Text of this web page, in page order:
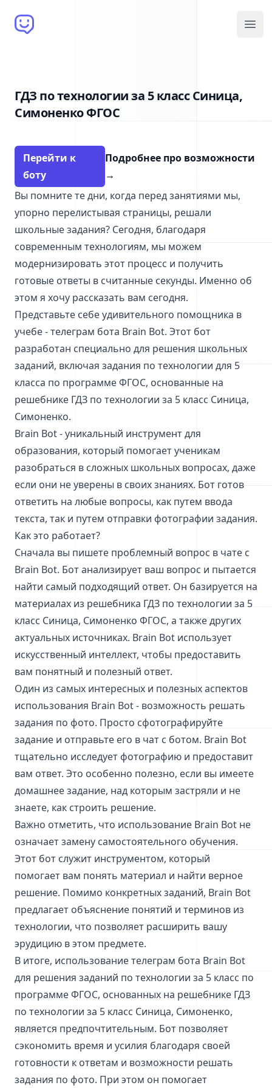
Brain Bot
ГДЗ по технологии за 5 класс Синица,
Симоненко ФГОС
Перейти к
боту
Подробнее про возможности
→
Вы помните те дни, когда перед занятиями мы,
упорно перелистывая страницы, решали
школьные задания? Сегодня, благодаря
современным технологиям, мы можем
модернизировать этот процесс и получить
готовые ответы в считанные секунды. Именно об
этом я хочу рассказать вам сегодня.
Представьте себе удивительного помощника в
учебе - телеграм бота Brain Bot. Этот бот
разработан специально для решения школьных
заданий, включая задания по технологии для 5
класса по программе ФГОС, основанные на
решебнике ГДЗ по технологии за 5 класс Синица,
Симоненко.
Brain Bot - уникальный инструмент для
образования, который помогает ученикам
разобраться в сложных школьных вопросах, даже
если они не уверены в своих знаниях. Бот готов
ответить на любые вопросы, как путем ввода
текста, так и путем отправки фотографии задания.
Как это работает?
Сначала вы пишете проблемный вопрос в чате с
Brain Bot. Бот анализирует ваш вопрос и пытается
найти самый подходящий ответ. Он базируется на
материалах из решебника ГДЗ по технологии за 5
класс Синица, Симоненко ФГОС, а также других
актуальных источниках. Brain Bot использует
искусственный интеллект, чтобы предоставить
вам понятный и полезный ответ.
Один из самых интересных и полезных аспектов
использования Brain Bot - возможность решать
задания по фото. Просто сфотографируйте
задание и отправьте его в чат с ботом. Brain Bot
тщательно исследует фотографию и предоставит
вам ответ. Это особенно полезно, если вы имеете
домашнее задание, над которым застряли и не
знаете, как строить решение.
Важно отметить, что использование Brain Bot не
означает замену самостоятельного обучения.
Этот бот служит инструментом, который
помогает вам понять материал и найти верное
решение. Помимо конкретных заданий, Brain Bot
предлагает объяснение понятий и терминов из
технологии, что позволяет расширить вашу
эрудицию в этом предмете.
В итоге, использование телеграм бота Brain Bot
для решения заданий по технологии за 5 класс по
программе ФГОС, основанных на решебнике ГДЗ
по технологии за 5 класс Синица, Симоненко,
является предпочтительным. Бот позволяет
сэкономить время и усилия благодаря своей
готовности к ответам и возможности решать
задания по фото. При этом он помогает